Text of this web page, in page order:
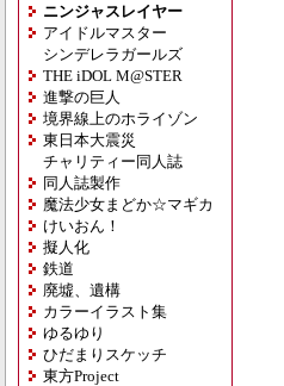
ニンジャスレイヤー
アイドルマスター
シンデレラガールズ
THE iDOL M@STER
進撃の巨人
境界線上のホライゾン
東日本大震災
チャリティー同人誌
同人誌製作
魔法少女まどか☆マギカ
けいおん！
擬人化
鉄道
廃墟、遺構
カラーイラスト集
ゆるゆり
ひだまりスケッチ
東方Project